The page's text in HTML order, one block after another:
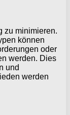
zu minimieren.
können
oder
werden. Dies
und
werden